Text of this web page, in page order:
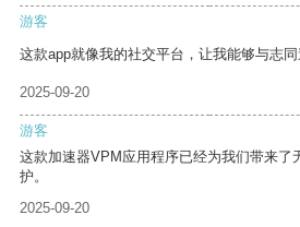
游客
这款app就像我的社交平台，让我能够与志同
2025-09-20
游客
这款加速器VPM应用程序已经为我们带来了
护。
2025-09-20